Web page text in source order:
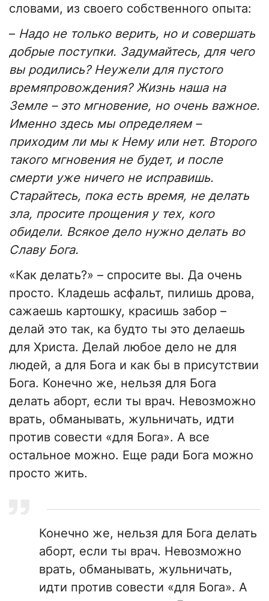
словами, из своего собственного опыта:
– Надо не только верить, но и совершать
добрые поступки. Задумайтесь, для чего
вы родились? Неужели для пустого
времяпровождения? Жизнь наша на
Земле – это мгновение, но очень важное.
Именно здесь мы определяем –
приходим ли мы к Нему или нет. Второго
такого мгновения не будет, и после
смерти уже ничего не исправишь.
Старайтесь, пока есть время, не делать
зла, просите прощения у тех, кого
обидели. Всякое дело нужно делать во
Славу Бога.
«Как делать?» – спросите вы. Да очень
просто. Кладешь асфальт, пилишь дрова,
сажаешь картошку, красишь забор –
делай это так, ка будто ты это делаешь
для Христа. Делай любое дело не для
людей, а для Бога и как бы в присутствии
Бога. Конечно же, нельзя для Бога
делать аборт, если ты врач. Невозможно
врать, обманывать, жульничать, идти
против совести «для Бога». А все
остальное можно. Еще ради Бога можно
просто жить.
Конечно же, нельзя для Бога делать
аборт, если ты врач. Невозможно
врать, обманывать, жульничать,
идти против совести «для Бога». А